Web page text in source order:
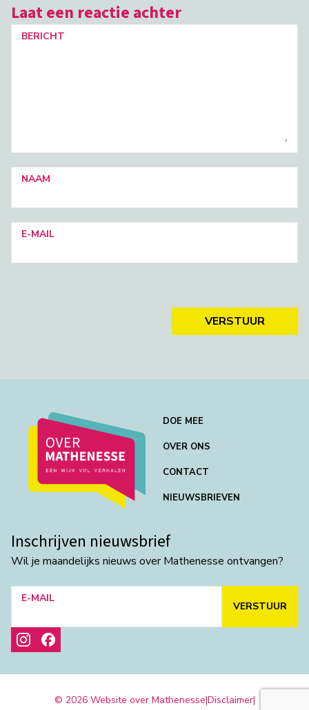
Laat een reactie achter
BERICHT
NAAM
E-MAIL
VERSTUUR
DOE MEE
OVER ONS
CONTACT
NIEUWSBRIEVEN
Inschrijven nieuwsbrief
Wil je maandelijks nieuws over Mathenesse ontvangen?
E-MAIL
VERSTUUR
© 2026 Website over Mathenesse|Disclaimer|